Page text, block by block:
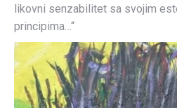
likovni senzabilitet sa svojim
principima…“